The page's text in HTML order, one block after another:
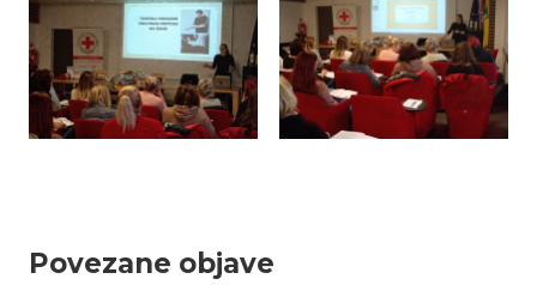
Povezane objave